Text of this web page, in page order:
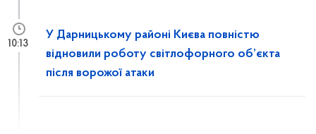
У Дарницькому районі Києва повністю
відновили роботу світлофорного об’єкта
після ворожої атаки
10:13